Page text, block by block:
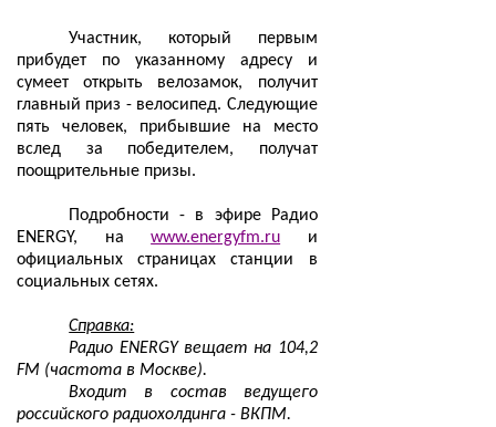
Участник, который первым
прибудет по указанному адресу и
сумеет открыть велозамок, получит
главный приз - велосипед. Следующие
пять человек, прибывшие на место
вслед за победителем, получат
поощрительные призы.
Подробности - в эфире Радио
ENERGY, наwww.energyfm.ru и
официальных страницах станции в
социальных сетях.
Справка:
Радио ENERGY вещает на 104,2
FM (частота в Москве).
Входит в состав ведущего
российского радиохолдинга - ВКПМ.